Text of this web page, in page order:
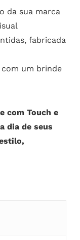
da sua marca
fabricada
um brinde
com Touch e
dia de seus